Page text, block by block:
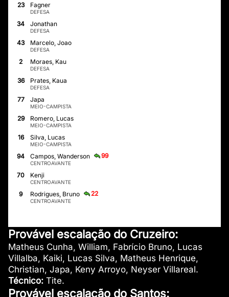
23 Fagner
DEFESA
34 Jonathan
DEFESA
43 Marcelo, Joao
DEFESA
2 Moraes, Kau
DEFESA
36 Prates, Kaua
DEFESA
77 Japa
MEIO-CAMPISTA
29 Romero, Lucas
MEIO-CAMPISTA
16 Silva, Lucas
MEIO-CAMPISTA
94 Campos, Wanderson 99
CENTROAVANTE
70 Kenji
CENTROAVANTE
9 Rodrigues, Bruno 22
CENTROAVANTE
Provável escalação do Cruzeiro:
Matheus Cunha, William, Fabrício Bruno, Lucas
Villalba, Kaiki, Lucas Silva, Matheus Henrique,
Christian, Japa, Keny Arroyo, Neyser Villareal.
Técnico: Tite.
Provável escalação do Santos: